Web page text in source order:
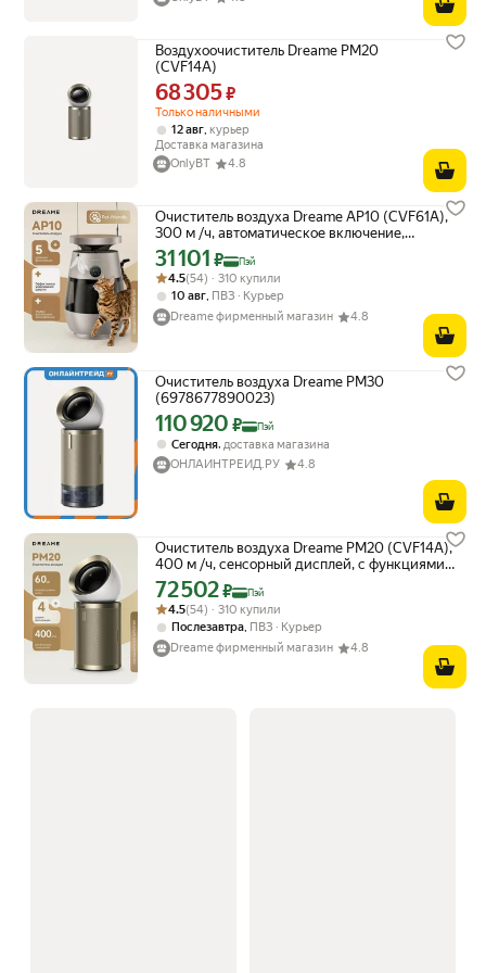
Воздухоочиститель Dreame PM20
(CVF14A)
Цена 68305 ₽ вместо
68 305₽
Только наличными
12 авг, курьер
Доставка магазина
OnlyBT
4.8
Очиститель воздуха Dreame AP10 (CVF61A),
300 м /ч, автоматическое включение,
сенсорный дисплей, золотистый
Цена с картой Яндекс Пэй 31101 ₽ вместо
31 101 ₽ Пэй
Рейтинг товара: 4.5 из 5
Оценок: (54) · 310 купили
4.5(54) · 310 купили
10 авг ПВЗ
Курьер
Dreame фирменный магазин
4.8
Очиститель воздуха Dreame PM30
(6978677890023)
Цена с картой Яндекс Пэй 110920 ₽ вместо
110 920 ₽ Пэй
Сегодня, доставка магазина
ОНЛАЙНТРЕЙД.РУ
4.8
Очиститель воздуха Dreame PM20 (CVF14A),
400 м /ч, сенсорный дисплей, с функциями
обогрева и охлаждения, золотистый
Цена с картой Яндекс Пэй 72502 ₽ вместо
72 502₽ Пэй
Рейтинг товара: 4.5 из 5
Оценок: (54) · 310 купили
4.5(54) · 310 купили
Послезавтра, ПВЗ
Курьер
Dreame фирменный магазин
4.8